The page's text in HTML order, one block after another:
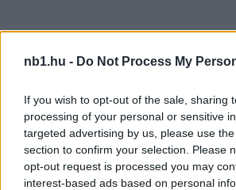
nb1.hu - Do Not Process My
If you wish to opt-out of the sale, sharing
processing of your personal or sensitive
targeted advertising by us, please use
section to confirm your selection. Please
opt-out request is processed you may
interest-based ads based on personal
három bajnoki címet szerzett.